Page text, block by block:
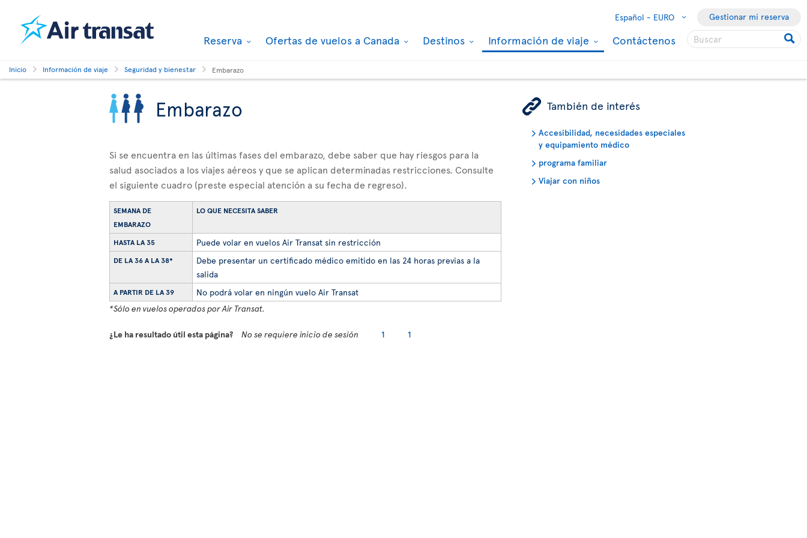
Español - EURO Gestionar mi reserva
Reserva Ofertas de vuelos a Canada Destinos Información de viaje Contáctenos
Inicio Información de viaje Seguridad y bienestar Embarazo
Embarazo
Si se encuentra en las últimas fases del embarazo, debe saber que hay riesgos para la
salud asociados a los viajes aéreos y que se aplican determinadas restricciones. Consulte
el siguiente cuadro (preste especial atención a su fecha de regreso).
SEMANA DE
EMBARAZO
LO QUE NECESITA SABER
HASTA LA 35 Puede volar en vuelos Air Transat sin restricción
DE LA 36 A LA 38*
Debe presentar un certificado médico emitido en las 24 horas previas a la
salida
A PARTIR DE LA 39
No podrá volar en ningún vuelo Air Transat
*Sólo en vuelos operados por Air Transat.
ÿ También de interés
Accesibilidad, necesidades especiales
y equipamiento médico
programa familiar
Viajar con niños
¿Le ha resultado útil esta página? No se requiere inicio de sesión 1 1